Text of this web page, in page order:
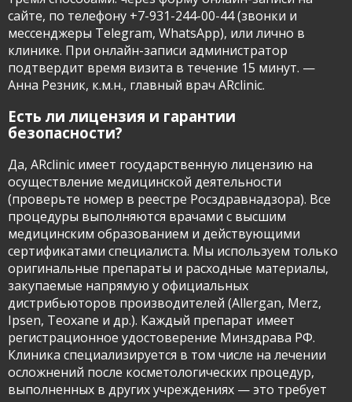
сайте, по телефону +7-931-244-00-44 (звонки и
мессенджеры Telegram, WhatsApp), или лично в
клинике. При онлайн-записи администратор
подтвердит время визита в течение 15 минут. —
Анна Резник, к.м.н., главный врач ARclinic.
Есть ли лицензия и гарантии
безопасности?
Да, ARclinic имеет государственную лицензию на
осуществление медицинской деятельности
(проверьте номер в реестре Росздравнадзора). Все
процедуры выполняются врачами с высшим
медицинским образованием и действующими
сертификатами специалиста. Мы используем только
оригинальные препараты и расходные материалы,
закупаемые напрямую у официальных
дистрибьюторов производителей (Allergan, Merz,
Ipsen, Teoxane и др.). Каждый препарат имеет
регистрационное удостоверение Минздрава РФ.
Клиника специализируется в том числе на лечении
осложнений после косметологических процедур,
выполненных в других учреждениях — это требует